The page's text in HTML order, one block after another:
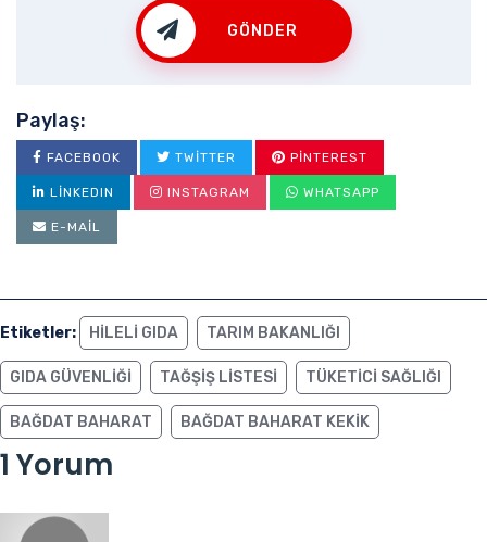
GÖNDER
Paylaş:
FACEBOOK TWITTER PINTEREST
LINKEDIN INSTAGRAM WHATSAPP
E-MAIL
Etiketler: HILELI GIDA TARIM BAKANLIĞI
GIDA GÜVENLIĞI TAĞŞIŞ LISTESI TÜKETICI SAĞLIĞI
BAĞDAT BAHARAT BAĞDAT BAHARAT KEKIK
1 Yorum